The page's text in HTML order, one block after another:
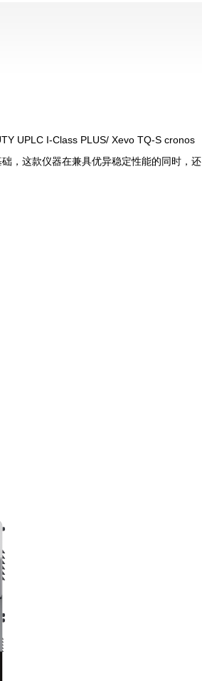
UPLC I-Class PLUS/ Xevo TQ-S cronos
，这款仪器在兼具优异稳定性能的同时，还